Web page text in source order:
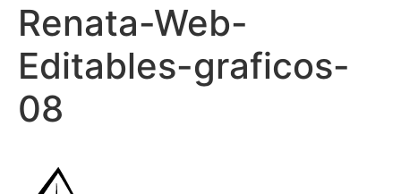
Renata-Web-
Editables-graficos-
08